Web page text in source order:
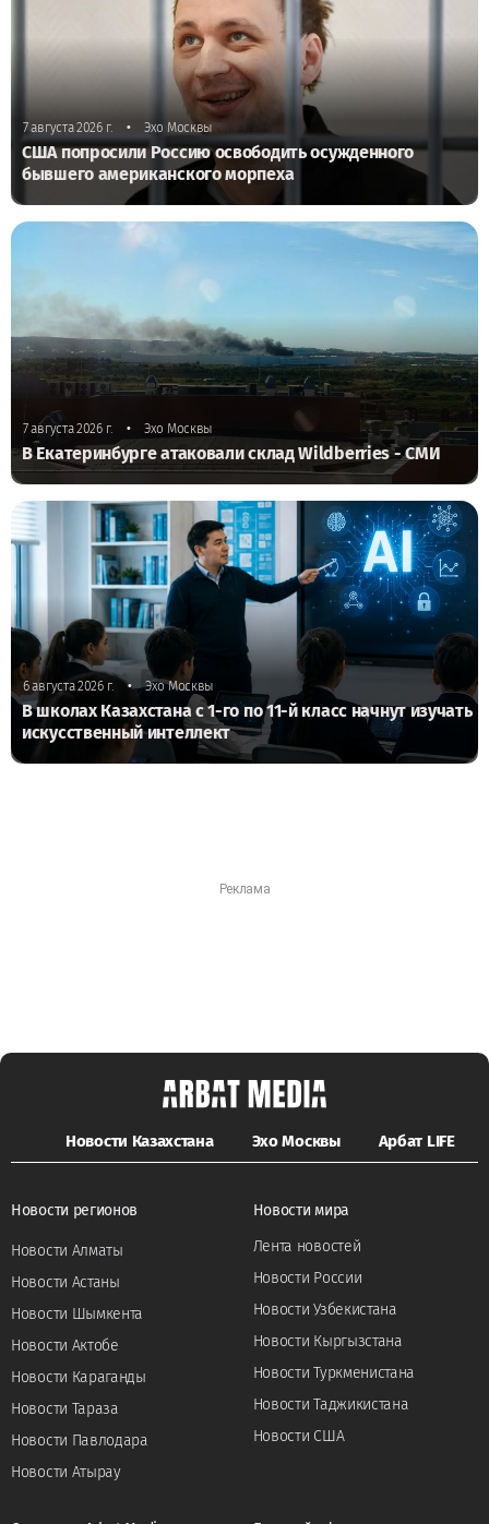
7 августа 2026 г. • Эхо Москвы
США попросили Россию освободить осужденного
бывшего американского морпеха
7 августа 2026 г. • Эхо Москвы
В Екатеринбурге атаковали склад Wildberries - СМИ
6 августа 2026 г. • Эхо Москвы
В школах Казахстана с 1-го по 11-й класс начнут изучать
искусственный интеллект
Новости Казахстана Эхо Москвы Арбат LIFE
Новости регионов
Новости Алматы
Новости Астаны
Новости Шымкента
Новости Актобе
Новости Караганды
Новости Тараза
Новости Павлодара
Новости Атырау
Новости мира
Лента новостей
Новости России
Новости Узбекистана
Новости Кыргызстана
Новости Туркменистана
Новости Таджикистана
Новости США